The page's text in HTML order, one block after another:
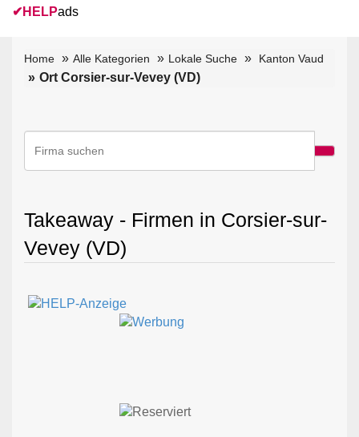
✔ HELPads
Home Alle Kategorien Lokale Suche Kanton Vaud
Ort Corsier-sur-Vevey (VD)
Takeaway - Firmen in Corsier-sur-
Vevey (VD)